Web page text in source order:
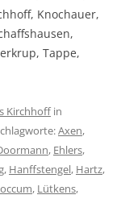
Knochauer,
Tappe,
Kirchhoffin
Axen,
, Ehlers,
, Hanffstengel, Hartz,
, Lütkens,